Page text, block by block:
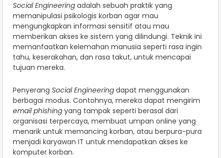
Social Engineering adalah sebuah praktik yang
memanipulasi psikologis korban agar mau
mengungkapkan informasi sensitif atau mau
memberikan akses ke sistem yang dilindungi. Teknik ini
memanfaatkan kelemahan manusia seperti rasa ingin
tahu, keserakahan, dan rasa takut, untuk mencapai
tujuan mereka.
Penyerang Social Engineering dapat menggunakan
berbagai modus. Contohnya, mereka dapat mengirim
email phishing yang tampak seperti berasal dari
organisasi terpercaya, membuat umpan online yang
menarik untuk memancing korban, atau berpura-pura
menjadi karyawan IT untuk mendapatkan akses ke
komputer korban.